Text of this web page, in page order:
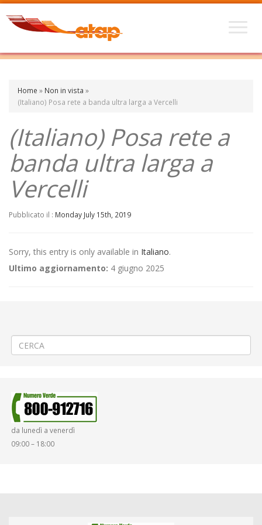
Home » Non in vista »
(Italiano) Posa rete a banda ultra larga a Vercelli
(Italiano) Posa rete a
banda ultra larga a
Vercelli
Pubblicato il : Monday July 15th, 2019
Sorry, this entry is only available in Italiano.
Ultimo aggiornamento: 4 giugno 2025
da lunedì a venerdì
09:00 – 18:00